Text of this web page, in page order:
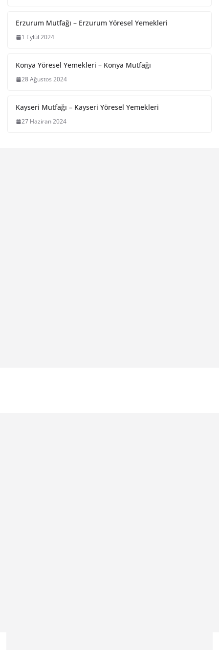
Erzurum Mutfağı – Erzurum Yöresel Yemekleri
1 Eylül 2024
Konya Yöresel Yemekleri – Konya Mutfağı
28 Ağustos 2024
Kayseri Mutfağı – Kayseri Yöresel Yemekleri
27 Haziran 2024